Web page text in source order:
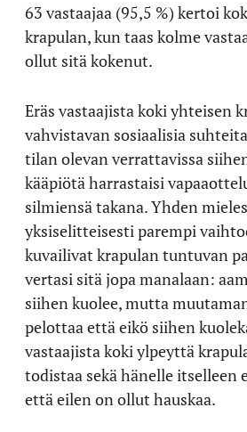
63 vastaajaa (95,5 %) kertoi
krapulan, kun taas kolme
ollut sitä kokenut.
Eräs vastaajista koki yhteisen
vahvistavan sosiaalisia
tilan olevan verrattavissa
kääpiötä harrastaisi
silmiensä takana. Yhden
yksiselitteisesti parempi
kuvailivat krapulan tuntuvan
vertasi sitä jopa manalaan:
siihen kuolee, mutta
pelottaa että eikö siihen
vastaajista koki ylpeyttä
todistaa sekä hänelle itselleen
että eilen on ollut hauskaa.